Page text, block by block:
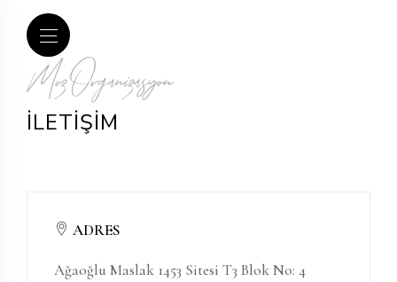
Moz Organizasyon
İLETİŞİM
ADRES
Ağaoğlu Maslak 1453 Sitesi T3 Blok No: 4